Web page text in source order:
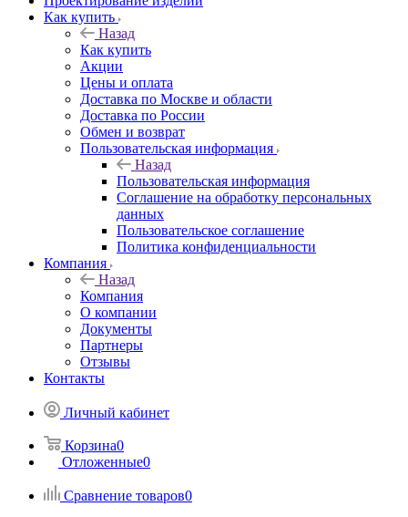
Как купить
Назад
Как купить
Акции
Цены и оплата
Доставка по Москве и области
Доставка по России
Обмен и возврат
Пользовательская информация
Назад
Пользовательская информация
Соглашение на обработку персональных
данных
Пользовательское соглашение
Политика конфиденциальности
Компания
Назад
Компания
О компании
Документы
Партнеры
Отзывы
Контакты
Личный кабинет
Корзина0
Отложенные0
Сравнение товаров0